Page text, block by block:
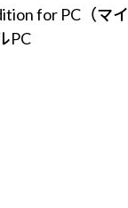
for PC（マイ
PC